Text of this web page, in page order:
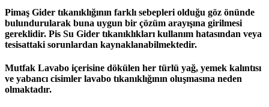
Pimaş Gider tıkanıklığının farklı sebepleri olduğu göz önünde
bulundurularak buna uygun bir çözüm arayışına girilmesi
gereklidir. Pis Su Gider tıkanıklıkları kullanım hatasından veya
tesisattaki sorunlardan kaynaklanabilmektedir.
Mutfak Lavabo içerisine dökülen her türlü yağ, yemek kalıntısı
ve yabancı cisimler lavabo tıkanıklığının oluşmasına neden
olmaktadır.